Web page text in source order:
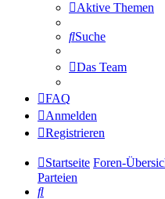
Aktive Themen
Suche
Das Team
FAQ
Anmelden
Registrieren
Startseite Foren-
Parteien
Suche